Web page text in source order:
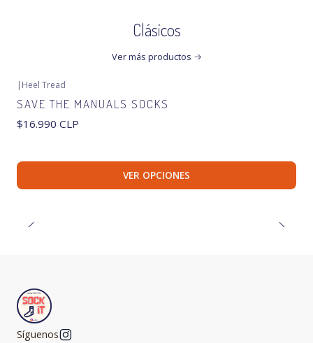
Clásicos
Ver más productos
| Heel Tread
SAVE THE MANUALS SOCKS
$16.990 CLP
VER OPCIONES
Síguenos